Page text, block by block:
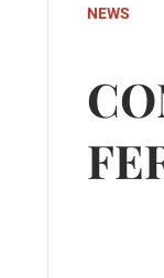
NEWS